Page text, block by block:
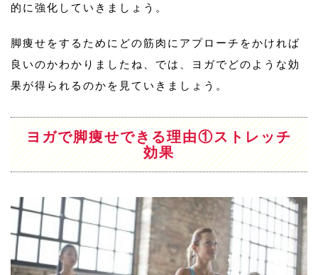
的に強化していきましょう。
脚痩せをするためにどの筋肉にアプローチをかければ
良いのかわかりましたね、では、ヨガでどのような効
果が得られるのかを見ていきましょう。
ヨガで脚痩せできる理由①ストレッチ
効果